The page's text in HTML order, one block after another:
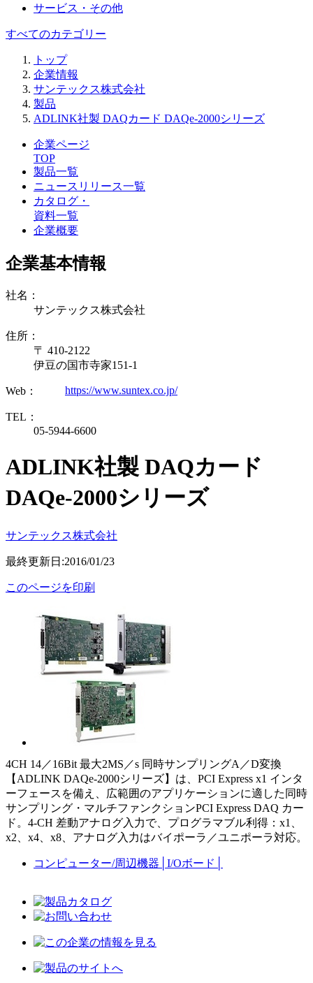
サービス・その他
すべてのカテゴリー
トップ
企業情報
サンテックス株式会社
製品
ADLINK社製 DAQカード DAQe-2000シリーズ
企業ページ
TOP
製品一覧
ニュースリリース一覧
カタログ・
資料一覧
企業概要
企業基本情報
社名：
サンテックス株式会社
住所：
〒 410-2122
伊豆の国市寺家151-1
Web： https://www.suntex.co.jp/
TEL：
05-5944-6600
ADLINK社製 DAQカード
DAQe-2000シリーズ
サンテックス株式会社
最終更新日:2016/01/23
このページを印刷
4CH 14／16Bit 最大2MS／s 同時サンプリングA／D変換
【ADLINK DAQe-2000シリーズ】は、PCI Express x1 インタ
ーフェースを備え、広範囲のアプリケーションに適した同時
サンプリング・マルチファンクションPCI Express DAQ カー
ド。4-CH 差動アナログ入力で、プログラマブル利得：x1、
x2、x4、x8、アナログ入力はバイポーラ／ユニポーラ対応。
コンピューター/周辺機器 I/Oボード